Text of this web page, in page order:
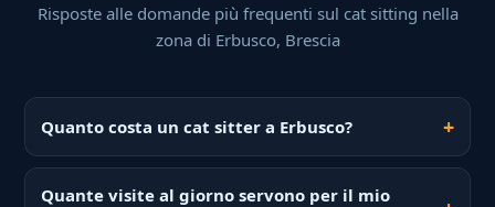
Risposte alle domande più frequenti sul cat sitting nella
zona di Erbusco, Brescia
Quanto costa un cat sitter a Erbusco?
Quante visite al giorno servono per il mio